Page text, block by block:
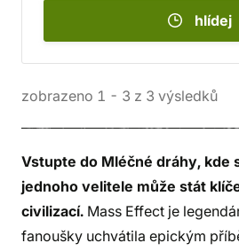
hlídej
zobrazeno 1 - 3 z 3 výsledků
Vstupte do Mléčné dráhy, kde
jednoho velitele může stát
civilizací. Mass Effect je
fanoušky uchvátila epickým